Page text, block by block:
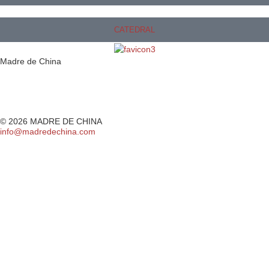
CATEDRAL
Madre de China
© 2026 MADRE DE CHINA
info@madredechina.com